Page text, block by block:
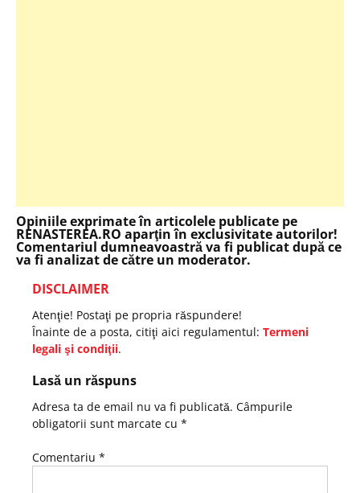
Opiniile exprimate în articolele publicate pe
RENASTEREA.RO aparţin în exclusivitate autorilor!
Comentariul dumneavoastră va fi publicat după ce
va fi analizat de către un moderator.
DISCLAIMER
Atenţie! Postaţi pe propria răspundere!
Înainte de a posta, citiţi aici regulamentul: Termeni
legali şi condiţii.
Lasă un răspuns
Adresa ta de email nu va fi publicată. Câmpurile
obligatorii sunt marcate cu *
Comentariu *